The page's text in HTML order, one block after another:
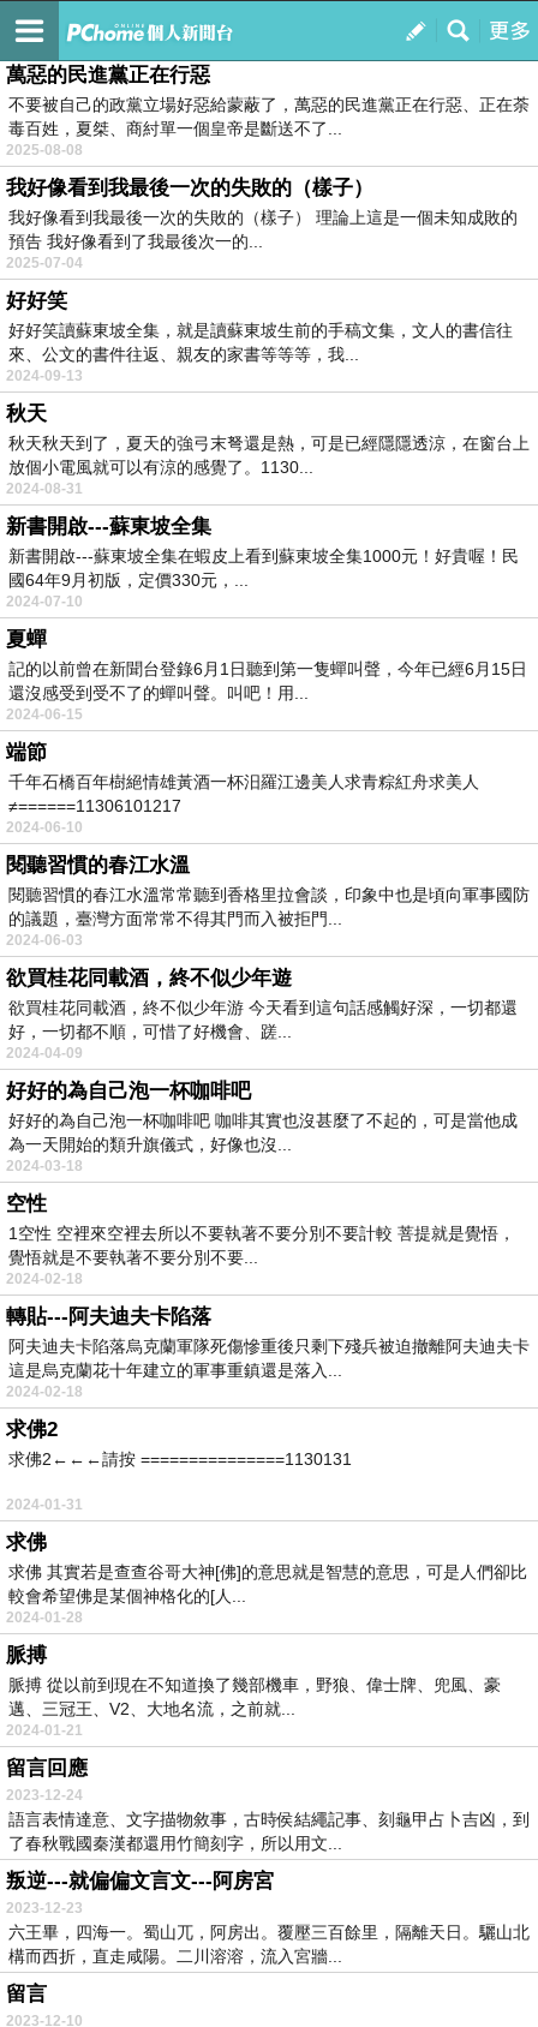
我的
訂閱
聊聊天和你聊聊天
萬惡的民進黨正在行惡
不要被自己的政黨立場好惡給蒙蔽了，萬惡的民進黨正在行惡、正在荼
毒百姓，夏桀、商紂單一個皇帝是斷送不了...
2025-08-08
我好像看到我最後一次的失敗的（樣子）
我好像看到我最後一次的失敗的（樣子） 理論上這是一個未知成敗的
預告 我好像看到了我最後次一的...
2025-07-04
好好笑
好好笑讀蘇東坡全集，就是讀蘇東坡生前的手稿文集，文人的書信往
來、公文的書件往返、親友的家書等等等，我...
2024-09-13
秋天
秋天秋天到了，夏天的強弓末弩還是熱，可是已經隱隱透涼，在窗台上
放個小電風就可以有涼的感覺了。1130...
2024-08-31
新書開啟---蘇東坡全集
新書開啟---蘇東坡全集在蝦皮上看到蘇東坡全集1000元！好貴喔！民
國64年9月初版，定價330元，...
2024-07-10
夏蟬
記的以前曾在新聞台登錄6月1日聽到第一隻蟬叫聲，今年已經6月15日
還沒感受到受不了的蟬叫聲。叫吧！用...
2024-06-15
端節
千年石橋百年樹絕情雄黃酒一杯汨羅江邊美人求青粽紅舟求美人
≠======11306101217
2024-06-10
閱聽習慣的春江水溫
閱聽習慣的春江水溫常常聽到香格里拉會談，印象中也是頃向軍事國防
的議題，臺灣方面常常不得其門而入被拒門...
2024-06-03
欲買桂花同載酒，終不似少年遊
欲買桂花同載酒，終不似少年游 今天看到這句話感觸好深，一切都還
好，一切都不順，可惜了好機會、蹉...
2024-04-09
好好的為自己泡一杯咖啡吧
好好的為自己泡一杯咖啡吧 咖啡其實也沒甚麼了不起的，可是當他成
為一天開始的類升旗儀式，好像也沒...
2024-03-18
空性
1空性 空裡來空裡去所以不要執著不要分別不要計較 菩提就是覺悟，
覺悟就是不要執著不要分別不要...
2024-02-18
轉貼---阿夫迪夫卡陷落
阿夫迪夫卡陷落烏克蘭軍隊死傷慘重後只剩下殘兵被迫撤離阿夫迪夫卡
這是烏克蘭花十年建立的軍事重鎮還是落入...
2024-02-18
求佛2
求佛2←←←請按 ===============1130131
2024-01-31
求佛
求佛 其實若是查查谷哥大神[佛]的意思就是智慧的意思，可是人們卻比
較會希望佛是某個神格化的[人...
2024-01-28
脈搏
脈搏 從以前到現在不知道換了幾部機車，野狼、偉士牌、兜風、豪
邁、三冠王、V2、大地名流，之前就...
2024-01-21
留言回應
2023-12-24
語言表情達意、文字描物敘事，古時侯結繩記事、刻龜甲占卜吉凶，到
了春秋戰國秦漢都還用竹簡刻字，所以用文...
叛逆---就偏偏文言文---阿房宮
2023-12-23
六王畢，四海一。蜀山兀，阿房出。覆壓三百餘里，隔離天日。驪山北
構而西折，直走咸陽。二川溶溶，流入宮牆...
留言
2023-12-10